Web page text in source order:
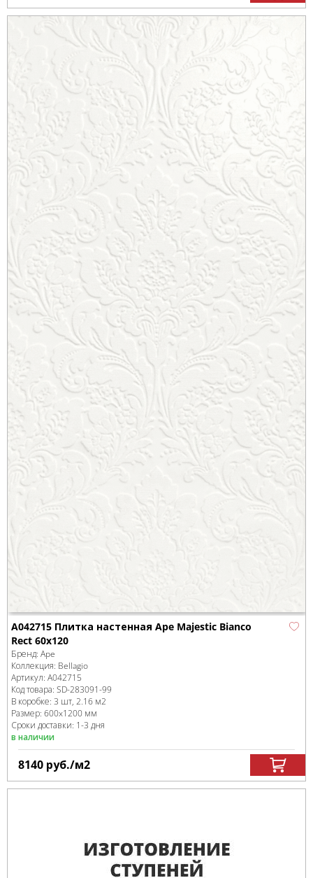
A042715 Плитка настенная Ape Majestic Bianco
Rect 60x120
Бренд: Ape
Коллекция: Bellagio
Артикул: A042715
Код товара: SD-283091-99
В коробке: 3 шт, 2.16 м2
Размер: 600x1200 мм
Сроки доставки: 1-3 дня
в наличии
8140 руб./м2